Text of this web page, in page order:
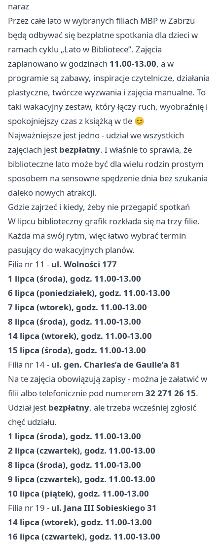
naraz
Przez całe lato w wybranych filiach MBP w Zabrzu
będą odbywać się bezpłatne spotkania dla dzieci w
ramach cyklu „Lato w Bibliotece”. Zajęcia
zaplanowano w godzinach 11.00-13.00, a w
programie są zabawy, inspiracje czytelnicze, działania
plastyczne, twórcze wyzwania i zajęcia manualne. To
taki wakacyjny zestaw, który łączy ruch, wyobraźnię i
spokojniejszy czas z książką w tle 😊
Najważniejsze jest jedno - udział we wszystkich
zajęciach jest bezpłatny. I właśnie to sprawia, że
biblioteczne lato może być dla wielu rodzin prostym
sposobem na sensowne spędzenie dnia bez szukania
daleko nowych atrakcji.
Gdzie zajrzeć i kiedy, żeby nie przegapić spotkań
W lipcu biblioteczny grafik rozkłada się na trzy filie.
Każda ma swój rytm, więc łatwo wybrać termin
pasujący do wakacyjnych planów.
Filia nr 11 - ul. Wolności 177
1 lipca (środa), godz. 11.00-13.00
6 lipca (poniedziałek), godz. 11.00-13.00
7 lipca (wtorek), godz. 11.00-13.00
8 lipca (środa), godz. 11.00-13.00
14 lipca (wtorek), godz. 11.00-13.00
15 lipca (środa), godz. 11.00-13.00
Filia nr 14 - ul. gen. Charles’a de Gaulle’a 81
Na te zajęcia obowiązują zapisy - można je załatwić w
filii albo telefonicznie pod numerem 32 271 26 15.
Udział jest bezpłatny, ale trzeba wcześniej zgłosić
chęć udziału.
1 lipca (środa), godz. 11.00-13.00
2 lipca (czwartek), godz. 11.00-13.00
8 lipca (środa), godz. 11.00-13.00
9 lipca (czwartek), godz. 11.00-13.00
10 lipca (piątek), godz. 11.00-13.00
Filia nr 19 - ul. Jana III Sobieskiego 31
14 lipca (wtorek), godz. 11.00-13.00
16 lipca (czwartek), godz. 11.00-13.00